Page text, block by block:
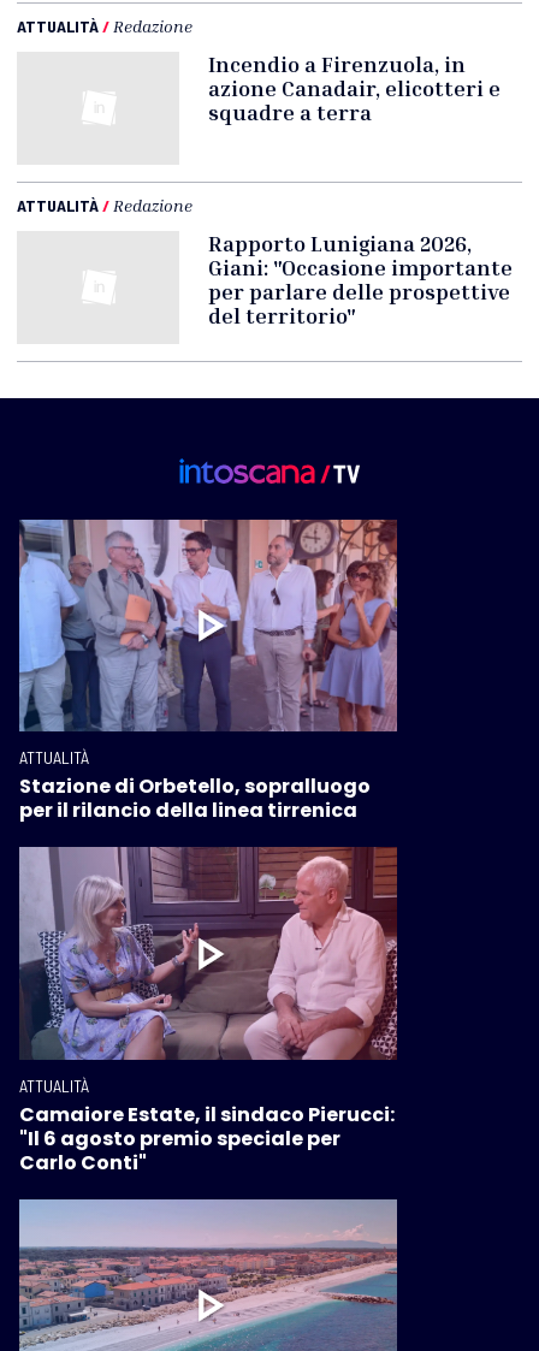
ATTUALITÀ/ Redazione
Incendio a Firenzuola, in
azione Canadair, elicotteri e
squadre a terra
ATTUALITÀ/ Redazione
Rapporto Lunigiana 2026,
Giani: "Occasione importante
per parlare delle prospettive
del territorio"
ATTUALITÀ
Stazione di Orbetello, sopralluogo
per il rilancio della linea tirrenica
ATTUALITÀ
Camaiore Estate, il sindaco Pierucci:
"Il 6 agosto premio speciale per
Carlo Conti"